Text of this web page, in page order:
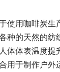
用咖啡炭生
种的天然的纺
体体表温度提
用于制作户外